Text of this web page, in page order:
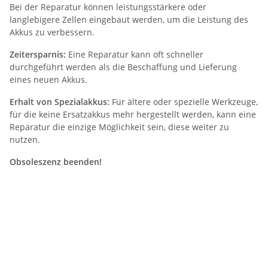
Bei der Reparatur können leistungsstärkere oder
langlebigere Zellen eingebaut werden, um die Leistung des
Akkus zu verbessern.
Zeitersparnis: Eine Reparatur kann oft schneller
durchgeführt werden als die Beschaffung und Lieferung
eines neuen Akkus.
Erhalt von Spezialakkus: Für ältere oder spezielle Werkzeuge,
für die keine Ersatzakkus mehr hergestellt werden, kann eine
Reparatur die einzige Möglichkeit sein, diese weiter zu
nutzen.
Obsoleszenz beenden!